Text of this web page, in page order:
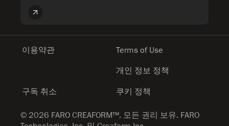
© 2026 FARO CREAFORM™. 모든 권리 보유. FARO
이용약관
Terms of Use
개인 정보 정책
구독 취소 쿠키 정책